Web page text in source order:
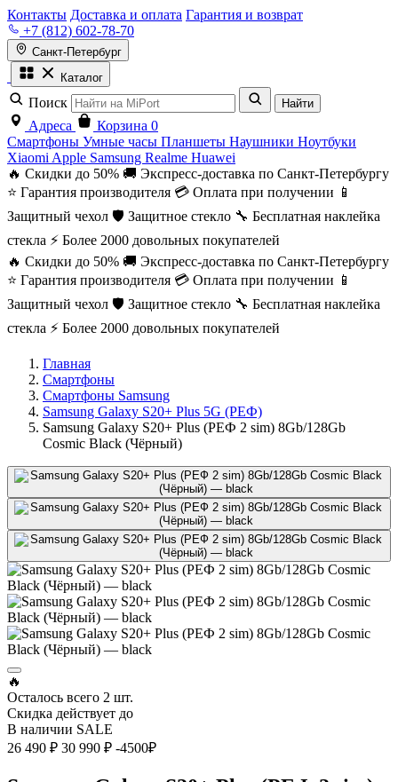
Контакты Доставка и оплата Гарантия и возврат
+7 (812) 602-78-70
Санкт-Петербург
Каталог
Поиск Найти
Адреса Корзина 0
Смартфоны Умные часы Планшеты Наушники Ноутбуки
Xiaomi Apple Samsung Realme Huawei
🔥 Скидки до 50% 🚚 Экспресс-доставка по Санкт-Петербургу
⭐ Гарантия производителя 💳 Оплата при получении 📱
Защитный чехол 🛡️ Защитное стекло 🔧 Бесплатная наклейка
стекла ⚡ Более 2000 довольных покупателей
🔥 Скидки до 50% 🚚 Экспресс-доставка по Санкт-Петербургу
⭐ Гарантия производителя 💳 Оплата при получении 📱
Защитный чехол 🛡️ Защитное стекло 🔧 Бесплатная наклейка
стекла ⚡ Более 2000 довольных покупателей
Главная
Смартфоны
Смартфоны Samsung
Samsung Galaxy S20+ Plus 5G (РЕФ)
Samsung Galaxy S20+ Plus (РЕФ 2 sim) 8Gb/128Gb
Cosmic Black (Чёрный)
🔥
Осталось всего 2 шт.
Скидка действует до
В наличии SALE
26 490 ₽ 30 990 ₽ -4500₽